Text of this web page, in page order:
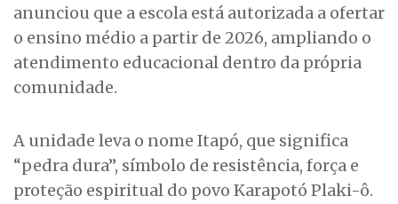
anunciou que a escola está autorizada a ofertar
o ensino médio a partir de 2026, ampliando o
atendimento educacional dentro da própria
comunidade.
A unidade leva o nome Itapó, que significa
“pedra dura”, símbolo de resistência, força e
proteção espiritual do povo Karapotó Plaki-ô.